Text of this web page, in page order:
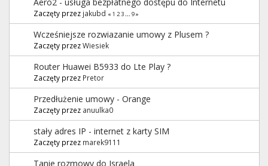
Zaczęty przez jakubd « 1 23... 9»
Wcześniejsze rozwiazanie umowy z Plusem ?
Zaczęty przezWiesiek
Router Huawei B5933 do Lte Play ?
Zaczęty przez Pretor
Przedłużenie umowy - Orange
Zaczęty przez anuulka0
stały adres IP - internet z karty SIM
Zaczęty przez marek9111
Tanie rozmowy do Israela